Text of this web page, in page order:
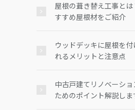
屋根の葺き替え工事と
すすめ屋根材をご紹介
ウッドデッキに屋根を
れるメリットと注意点
中古戸建てリノベーシ
ためのポイント解説しま